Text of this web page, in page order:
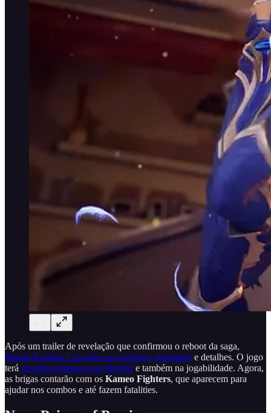
Após um trailer de revelação que confirmou o reboot da saga,
Mortal Kombat 1 recebeu seu primeiro gameplay e detalhes. O jogo
terá grandes mudanças na história e também na jogabilidade. Agora,
as brigas contarão com os Kameo Fighters, que aparecem para
ajudar nos combos e até fazem fatalities.